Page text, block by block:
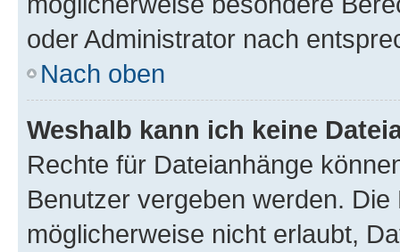
oder Administrator nach
Nach oben
Weshalb kann ich keine
Rechte für Dateianhänge
Benutzer vergeben werden.
möglicherweise nicht erlaubt,